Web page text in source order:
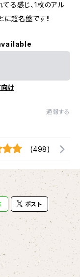
る感じ、1枚のアル
に超名盤です!!
け
通報する
(498)
ポスト